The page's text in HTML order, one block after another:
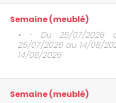
Semaine (meublé)
• - Du 25/07/2026
25/07/2026 au 14/08/
14/08/2026
Semaine (meublé)